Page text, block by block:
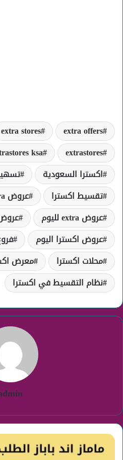
extra offers
extra stores
extrastores
ksa
اكسترا السعودية
تقسيط اكسترا
عروض extra السعودية
عروض extra لليوم
عروض اكسترا اليوم
محلات اكسترا
معرض
نظام التقسيط في اكسترا
باباز